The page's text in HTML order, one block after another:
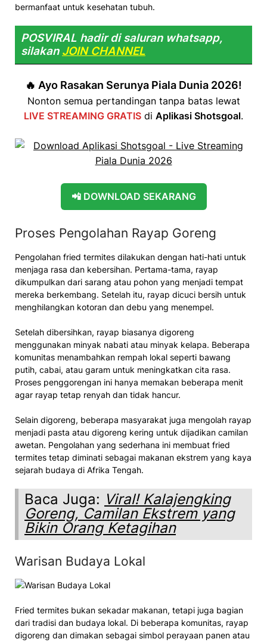
bermanfaat untuk kesehatan tubuh.
POSVIRAL hadir di saluran whatsapp,
silakan JOIN CHANNEL
🔥 Ayo Rasakan Serunya Piala Dunia 2026!
Nonton semua pertandingan tanpa batas lewat
LIVE STREAMING GRATIS di Aplikasi Shotsgoal.
📲 DOWNLOAD SEKARANG
Proses Pengolahan Rayap Goreng
Pengolahan fried termites dilakukan dengan hati-hati untuk
menjaga rasa dan kebersihan. Pertama-tama, rayap
dikumpulkan dari sarang atau pohon yang menjadi tempat
mereka berkembang. Setelah itu, rayap dicuci bersih untuk
menghilangkan kotoran dan debu yang menempel.
Setelah dibersihkan, rayap biasanya digoreng
menggunakan minyak nabati atau minyak kelapa. Beberapa
komunitas menambahkan rempah lokal seperti bawang
putih, cabai, atau garam untuk meningkatkan cita rasa.
Proses penggorengan ini hanya memakan beberapa menit
agar rayap tetap renyah dan tidak hancur.
Selain digoreng, beberapa masyarakat juga mengolah rayap
menjadi pasta atau digoreng kering untuk dijadikan camilan
awetan. Pengolahan yang sederhana ini membuat fried
termites tetap diminati sebagai makanan ekstrem yang kaya
sejarah budaya di Afrika Tengah.
Baca Juga: Viral! Kalajengking
Goreng, Camilan Ekstrem yang
Bikin Orang Ketagihan
Warisan Budaya Lokal
Fried termites bukan sekadar makanan, tetapi juga bagian
dari tradisi dan budaya lokal. Di beberapa komunitas, rayap
digoreng dan dimakan sebagai simbol perayaan panen atau